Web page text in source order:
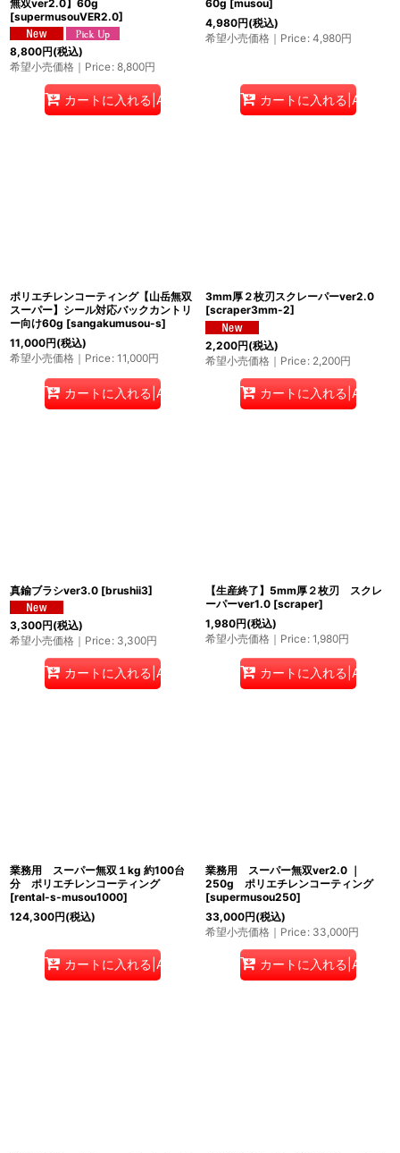
無双ver2.0】60g
[supermusouVER2.0]
8,800円(税込)
希望小売価格｜Price: 8,800円
カートに入れる|Add to cart
60g [musou]
4,980円(税込)
希望小売価格｜Price: 4,980円
カートに入れる|Add to
ポリエチレンコーティング【山岳無双
スーパー】シール対応バックカントリ
ー向け60g [sangakumusou-s]
11,000円(税込)
希望小売価格｜Price: 11,000円
カートに入れる|Add to cart
3mm厚２枚刃スクレーパーver2.0
[scraper3mm-2]
2,200円(税込)
希望小売価格｜Price: 2,200円
カートに入れる|Add to
真鍮ブラシver3.0 [brushii3]
3,300円(税込)
希望小売価格｜Price: 3,300円
カートに入れる|Add to cart
【生産終了】5mm厚２枚刃 スクレ
ーパーver1.0 [scraper]
1,980円(税込)
希望小売価格｜Price: 1,980円
カートに入れる|Add to
業務用 スーパー無双１kg 約100台
分 ポリエチレンコーティング
[rental-s-musou1000]
124,300円(税込)
カートに入れる|Add to cart
業務用 スーパー無双ver2.0 ｜
250g ポリエチレンコーティング
[supermusou250]
33,000円(税込)
希望小売価格｜Price: 33,000円
カートに入れる|Add to